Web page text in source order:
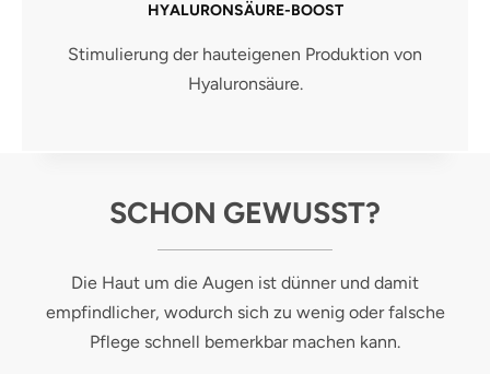
HYALURONSÄURE-BOOST
Stimulierung der hauteigenen Produktion von
Hyaluronsäure.
SCHON GEWUSST?
Die Haut um die Augen ist dünner und damit
empfindlicher, wodurch sich zu wenig oder falsche
Pflege schnell bemerkbar machen kann.